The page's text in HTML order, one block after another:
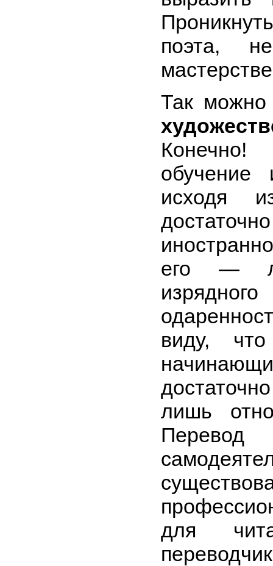
поэта,
Так
обучение
исходя
его —
виду,
лишь
для